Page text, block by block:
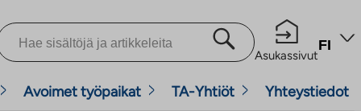
Asukassivut
FI
Avoimet työpaikat TA-Yhtiöt Yhteystiedot